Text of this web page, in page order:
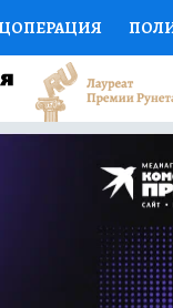
СПОРТ
НА СПОРТ